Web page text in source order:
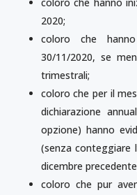
2020;
coloro che
30/11/2020, se
trimestrali;
coloro che per il
dichiarazione
opzione) hanno
(senza conteggiare
dicembre
coloro che pur